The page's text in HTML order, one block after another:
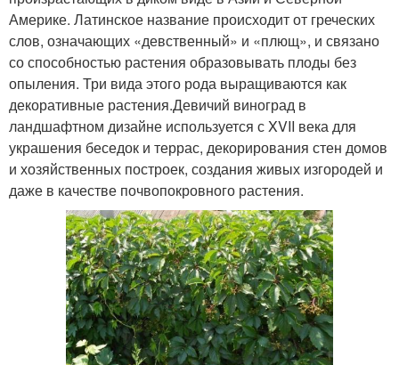
Америке. Латинское название происходит от греческих
слов, означающих «девственный» и «плющ», и связано
со способностью растения образовывать плоды без
опыления. Три вида этого рода выращиваются как
декоративные растения.Девичий виноград в
ландшафтном дизайне используется с XVII века для
украшения беседок и террас, декорирования стен домов
и хозяйственных построек, создания живых изгородей и
даже в качестве почвопокровного растения.